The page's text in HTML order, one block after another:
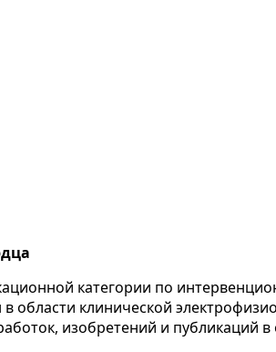
категории по
области клинической
изобретений и публикаций